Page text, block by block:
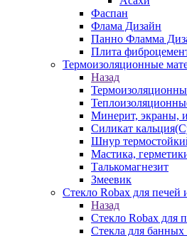
Фаспан
Флама Дизайн
Панно Фламма
Плита
Термоизоляционные
Назад
Минерит, экраны,
Силикат
Шнур
Мастика,
Талькомагнезит
Змеевик
Стекло Robax для печей
Назад
Стекло Robax для
Стекла для банных